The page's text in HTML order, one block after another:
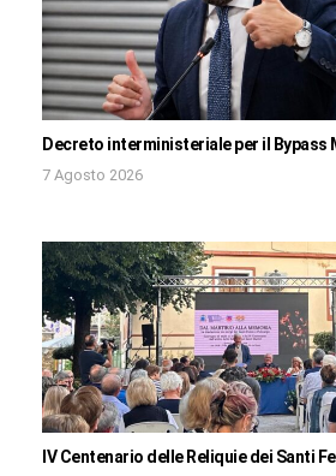
Decreto interministeriale per il Bypass
7 Agosto 2026
IV Centenario delle Reliquie dei Santi